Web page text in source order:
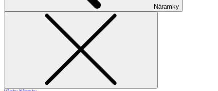
Náramky